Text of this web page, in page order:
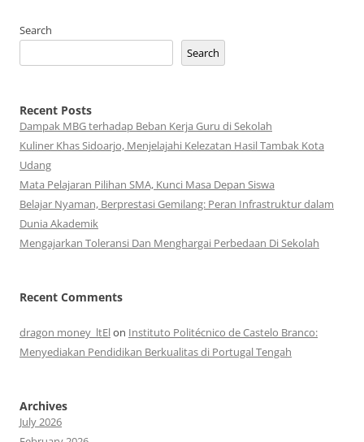
Search
Search
Recent Posts
Dampak MBG terhadap Beban Kerja Guru di Sekolah
Kuliner Khas Sidoarjo, Menjelajahi Kelezatan Hasil Tambak Kota
Udang
Mata Pelajaran Pilihan SMA, Kunci Masa Depan Siswa
Belajar Nyaman, Berprestasi Gemilang: Peran Infrastruktur dalam
Dunia Akademik
Mengajarkan Toleransi Dan Menghargai Perbedaan Di Sekolah
Recent Comments
dragon money_ltElon Instituto Politécnico de Castelo Branco:
Menyediakan Pendidikan Berkualitas di Portugal Tengah
Archives
July 2026